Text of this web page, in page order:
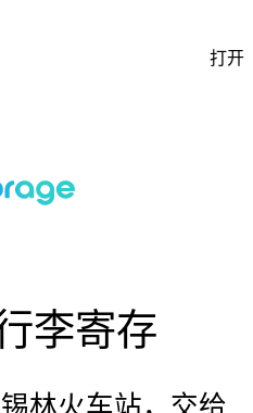
打开
李寄存